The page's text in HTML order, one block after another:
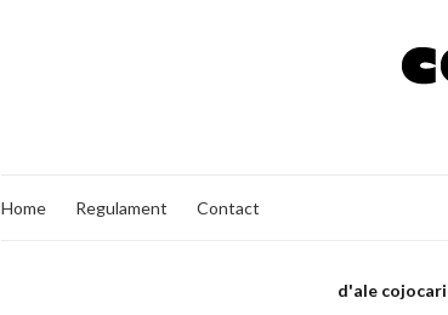
Home Regulament Contact
d'ale